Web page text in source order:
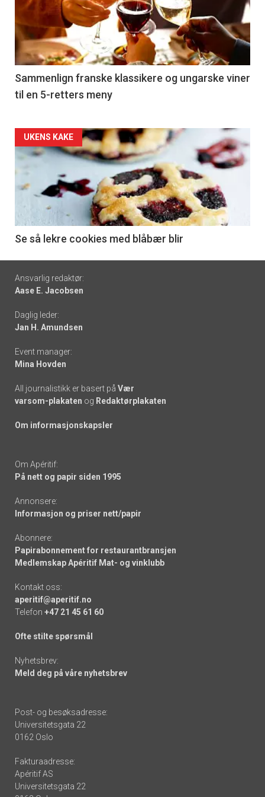
akkurat
nå
-
5
Sammenlign franske klassikere og ungarske viner
til en 5-retters meny
Forsiden
akkurat
nå
6
UKENS KAKE
Se så lekre cookies med blåbær blir
Footer
-
links
Ansvarlig redaktør:
Aase E. Jacobsen
Daglig leder:
Jan H. Amundsen
Event manager:
Mina Hovden
All journalistikk er basert på Vær
varsom-plakaten og Redaktørplakaten
Om informasjonskapsler
Om Apéritif:
På nett og papir siden 1995
Annonsere:
Informasjon og priser nett/papir
Abonnere:
Papirabonnement for restaurantbransjen
Medlemskap Apéritif Mat- og vinklubb
Kontakt oss:
aperitif@aperitif.no
Telefon +47 21 45 61 60
Ofte stilte spørsmål
Nyhetsbrev:
Meld deg på våre nyhetsbrev
Post- og besøksadresse:
Universitetsgata 22
0162 Oslo
Fakturaadresse:
Apéritif AS
Universitetsgata 22